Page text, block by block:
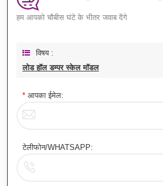
हम आपको चौबीस घंटे के भीतर जवाब देंगे
विषय :
लोड हॉल डम्पर स्केल मॉडल
* आपका ईमेल:
टेलीफोन/WHATSAPP: